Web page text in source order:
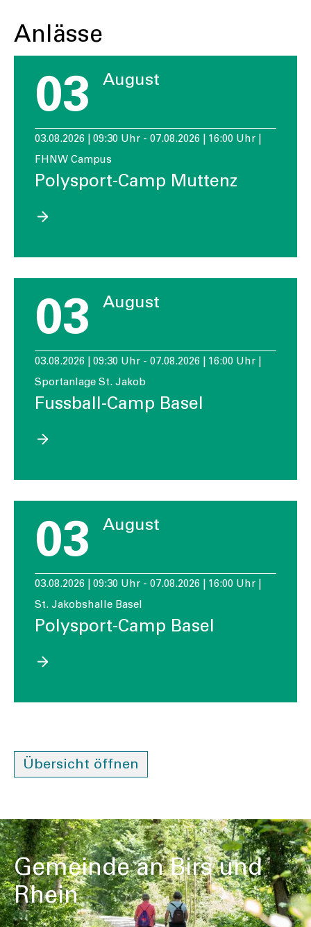
Anlässe
03 August
03.08.2026 | 09:30 Uhr - 07.08.2026 | 16:00 Uhr |
FHNW Campus
Polysport-Camp Muttenz
03 August
03.08.2026 | 09:30 Uhr - 07.08.2026 | 16:00 Uhr |
Sportanlage St. Jakob
Fussball-Camp Basel
03 August
03.08.2026 | 09:30 Uhr - 07.08.2026 | 16:00 Uhr |
St. Jakobshalle Basel
Polysport-Camp Basel
Übersicht öffnen
Gemeinde an Birs und
Rhein